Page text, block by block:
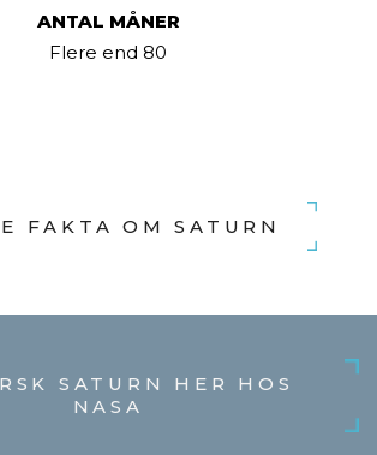
ANTAL MÅNER
Flere end 80
FAKTA OM SATURN
SATURN HER HOS
NASA